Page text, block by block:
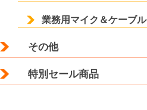
業務用マイク＆ケーブル
その他
特別セール商品